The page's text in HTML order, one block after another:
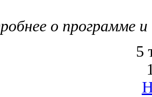
о программе и
5